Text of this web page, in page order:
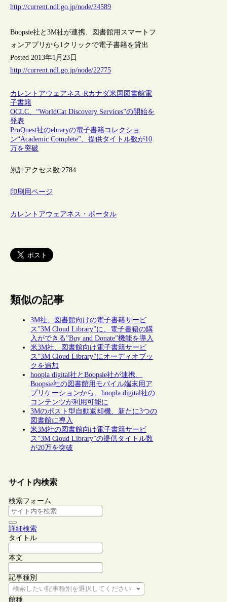
http://current.ndl.go.jp/node/24589
Boopsie社と3M社が連携、図書館用スマートフ
ォンアプリから1クリックで電子書籍を貸出
Posted 2013年1月23日
http://current.ndl.go.jp/node/22775
カレントアウェアネス-Rカナダ米国 図書館電
子書籍
OCLC、“WorldCat Discovery Services”の開始を
発表
ProQuest社のebraryの電子書籍コレクショ
ン“Academic Complete”、提供タイトル数が10
万を突破
累計アクセス数:2784
印刷用ページ
カレントアウェアネス・ポータル
類似の記事
3M社、図書館向けの電子書籍サービ
ス”3M Cloud Library”に、電子書籍の購
入ができる”Buy and Donate”機能を導入
米3M社、図書館向け電子書籍サービ
ス“3M Cloud Library”にオーディオブッ
クを追加
hoopla digital社とBoopsie社が連携、
Boopsie社の図書館用モバイル端末用ア
プリケーションから、hoopla digital社の
コンテンツが利用可能に
3Mのポスト型自動返却機、新たに3つの
図書館に導入
米3M社の図書館向け電子書籍サービ
ス“3M Cloud Library”の提供タイトル数
が20万を突破
サイト内検索
検索フォーム
詳細検索
タイトル
本文
記事種別
検索したい記事種別を選択してください
館種